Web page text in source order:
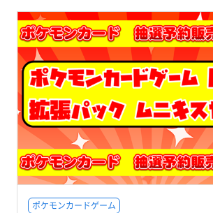
ポケモンカードゲーム